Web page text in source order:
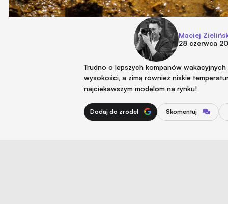
Maciej
28 czerwca
Trudno o lepszych kompanów
wysokości, a zimą również niskie
najciekawszym modelom na rynku!
Dodaj do źródeł Skomentuj